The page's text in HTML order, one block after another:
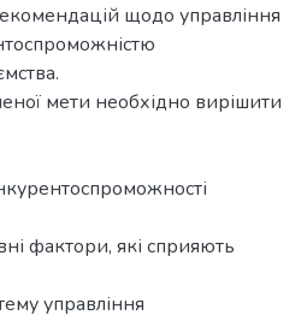
щодо управління
мети необхідно вирішити
фактори, які сприяють
управління